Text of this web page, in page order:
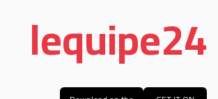
lequipe24